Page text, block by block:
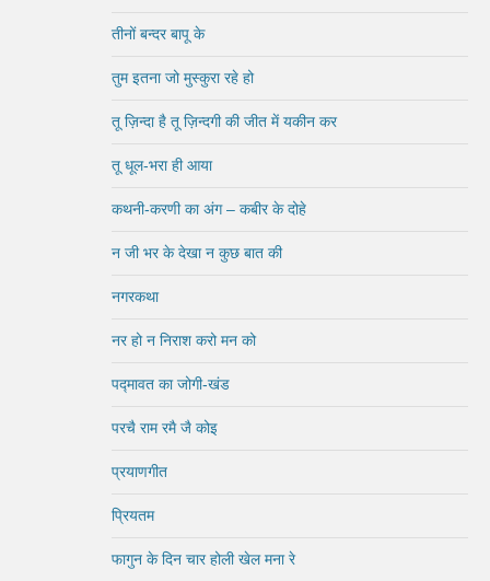
तीनों बन्दर बापू के
तुम इतना जो मुस्कुरा रहे हो
तू ज़िन्दा है तू ज़िन्दगी की जीत में यकीन कर
तू धूल-भरा ही आया
कथनी-करणी का अंग – कबीर के दोहे
न जी भर के देखा न कुछ बात की
नगरकथा
नर हो न निराश करो मन को
पद्मावत का जोगी-खंड
परचै राम रमै जै कोइ
प्रयाणगीत
प्रियतम
फागुन के दिन चार होली खेल मना रे